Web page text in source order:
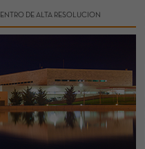
DE ALTA RESOLUCION